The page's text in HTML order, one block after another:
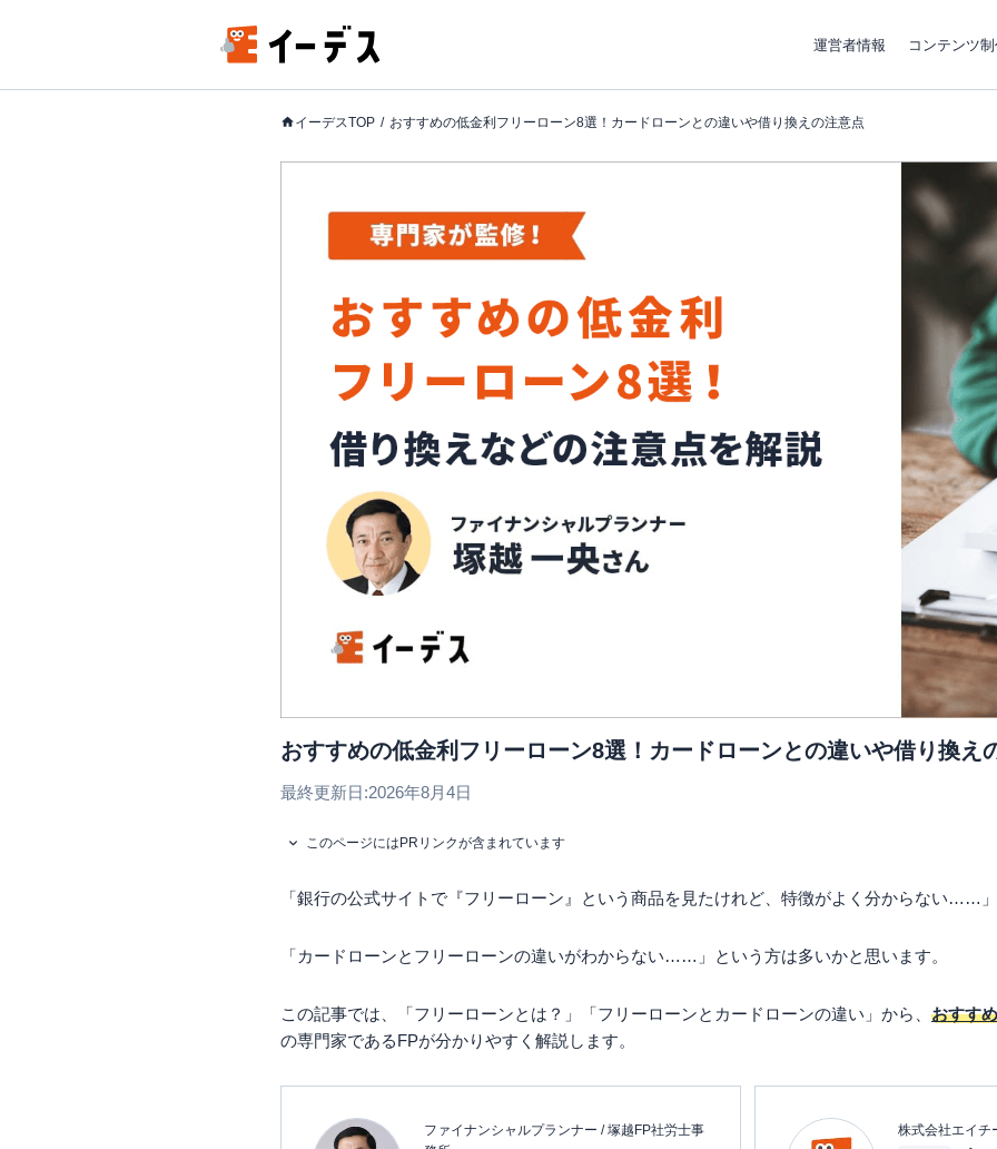
運営者情報 コンテンツ
イーデスTOP おすすめの低金利フリーローン8選！カードローンとの違いや借り換えの注意点
おすすめの低金利フリーローン8選！カードローンとの違いや借り換え
最終更新日:2026年8月4日
このページにはPRリンクが含まれています
「銀行の公式サイトで『フリーローン』という商品を見たけれど、特徴がよく分からない……」
「カードローンとフリーローンの違いがわからない……」という方は多いかと思います。
この記事では、「フリーローンとは？」「フリーローンとカードローンの違い」から、 おすす
の専門家であるFPが分かりやすく解説します。
ファイナンシャルプランナー / 塚越FP社労士事
株式会社エイチ